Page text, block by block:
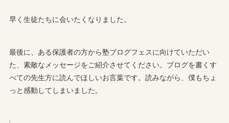
早く生徒たちに会いたくなりました。
最後に、ある保護者の方から塾ブログフェスに向けていただい
た、素敵なメッセージをご紹介させてください。ブログを書くす
べての先生方に読んでほしいお言葉です。読みながら、僕もちょ
っと感動してしまいました。